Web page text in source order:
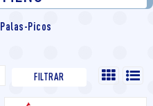
Palas-Picos
FILTRAR